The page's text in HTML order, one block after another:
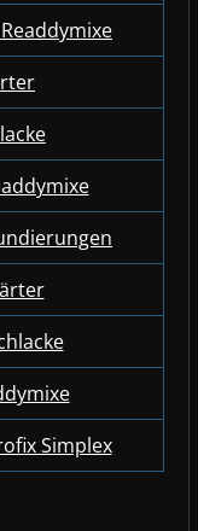
Simplex